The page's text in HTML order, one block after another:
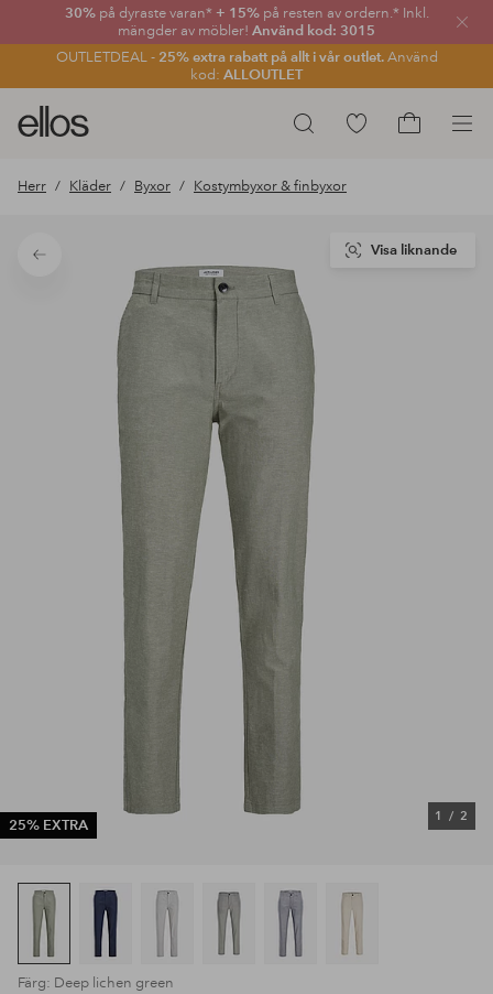
30% på dyraste varan* + 15% på resten av ordern.* Inkl.
mängder av möbler! Använd kod: 3015
OUTLETDEAL - 25% extra rabatt på allt i vår outlet.Använd
kod: ALLOUTLET
Sök
Ellos
logotyp
gå
förstasidan
Gå
Herr Kläder Byxor Kostymbyxor & finbyxor
Tillbaka
25% EXTRA
1 / 2
Visa liknande
Färg: Deep lichen green